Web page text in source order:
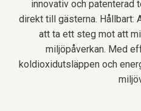
innovativ och patenterad
direkt till gästerna. Hållbart:
att ta ett steg mot att
miljöpåverkan. Med
koldioxidutsläppen och